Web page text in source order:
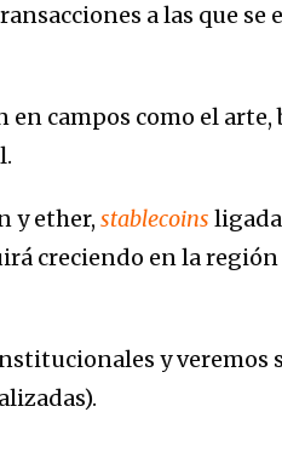
a las que
campos como el
y ether,stablecoins
creciendo en la
y veremos